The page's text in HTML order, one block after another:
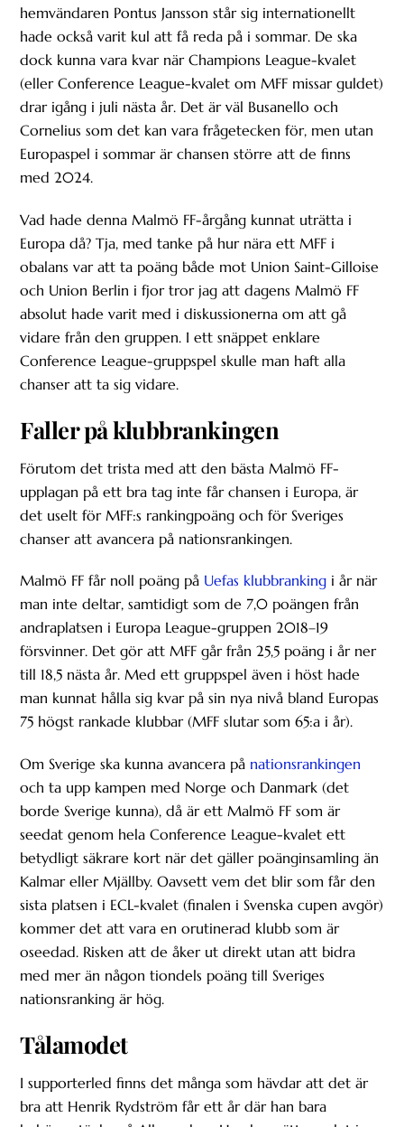
hemvändaren Pontus Jansson står sig internationellt
hade också varit kul att få reda på i sommar. De ska
dock kunna vara kvar när Champions League-kvalet
(eller Conference League-kvalet om MFF missar guldet)
drar igång i juli nästa år. Det är väl Busanello och
Cornelius som det kan vara frågetecken för, men utan
Europaspel i sommar är chansen större att de finns
med 2024.
Vad hade denna Malmö FF-årgång kunnat uträtta i
Europa då? Tja, med tanke på hur nära ett MFF i
obalans var att ta poäng både mot Union Saint-Gilloise
och Union Berlin i fjor tror jag att dagens Malmö FF
absolut hade varit med i diskussionerna om att gå
vidare från den gruppen. I ett snäppet enklare
Conference League-gruppspel skulle man haft alla
chanser att ta sig vidare.
Faller på klubbrankingen
Förutom det trista med att den bästa Malmö FF-
upplagan på ett bra tag inte får chansen i Europa, är
det uselt för MFF:s rankingpoäng och för Sveriges
chanser att avancera på nationsrankingen.
Malmö FF får noll poäng på Uefas klubbranking i år när
man inte deltar, samtidigt som de 7,0 poängen från
andraplatsen i Europa League-gruppen 2018–19
försvinner. Det gör att MFF går från 25,5 poäng i år ner
till 18,5 nästa år. Med ett gruppspel även i höst hade
man kunnat hålla sig kvar på sin nya nivå bland Europas
75 högst rankade klubbar (MFF slutar som 65:a i år).
Om Sverige ska kunna avancera på nationsrankingen
och ta upp kampen med Norge och Danmark (det
borde Sverige kunna), då är ett Malmö FF som är
seedat genom hela Conference League-kvalet ett
betydligt säkrare kort när det gäller poänginsamling än
Kalmar eller Mjällby. Oavsett vem det blir som får den
sista platsen i ECL-kvalet (finalen i Svenska cupen avgör)
kommer det att vara en orutinerad klubb som är
oseedad. Risken att de åker ut direkt utan att bidra
med mer än någon tiondels poäng till Sveriges
nationsranking är hög.
Tålamodet
I supporterled finns det många som hävdar att det är
bra att Henrik Rydström får ett år där han bara